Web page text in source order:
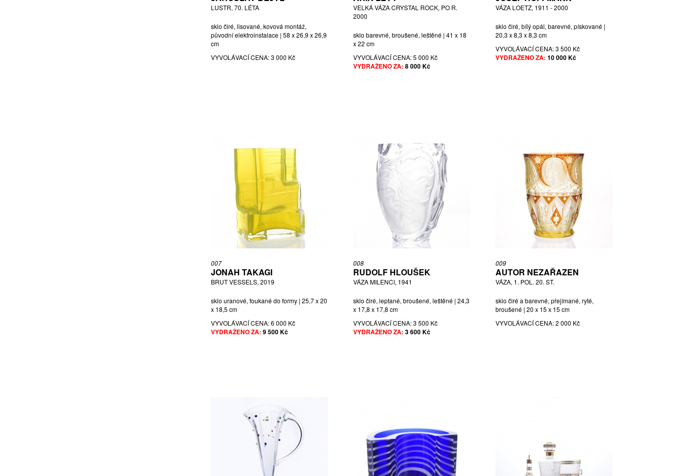
LUSTR, 70. LÉTA
sklo čiré, lisované, kovová montáž,
původní elektroinstalace | 58 x 26,9 x 26,9
cm
VYVOLÁVACÍ CENA:3 000 Kč
VELKÁ VÁZA CRYSTAL ROCK, PO R.
2000
sklo barevné, broušené, leštěné | 41 x 18
x 22 cm
VYVOLÁVACÍ CENA:5 000 Kč
VYDRAŽENO ZA: 8 000 Kč
VÁZA LOETZ, 1911 - 2000
sklo čiré, bílý opál, barevné, pískované |
20,3 x 8,3 x 8,3 cm
VYVOLÁVACÍ CENA:3 500 Kč
VYDRAŽENO ZA: 10 000 Kč
007
JONAH TAKAGI
BRUT VESSELS, 2019
sklo uranové, foukané do formy | 25,7 x 20
x 18,5 cm
VYVOLÁVACÍ CENA:6 000 Kč
VYDRAŽENO ZA: 9 500 Kč
008
RUDOLF HLOUŠEK
VÁZA MILENCI, 1941
sklo čiré, leptané, broušené, leštěné | 24,3
x 17,8 x 17,8 cm
VYVOLÁVACÍ CENA:3 500 Kč
VYDRAŽENO ZA: 3 600 Kč
009
AUTOR NEZAŘAZEN
VÁZA, 1. POL. 20. ST.
sklo čiré a barevné, přejímané, ryté,
broušené | 20 x 15 x 15 cm
VYVOLÁVACÍ CENA:2 000 Kč